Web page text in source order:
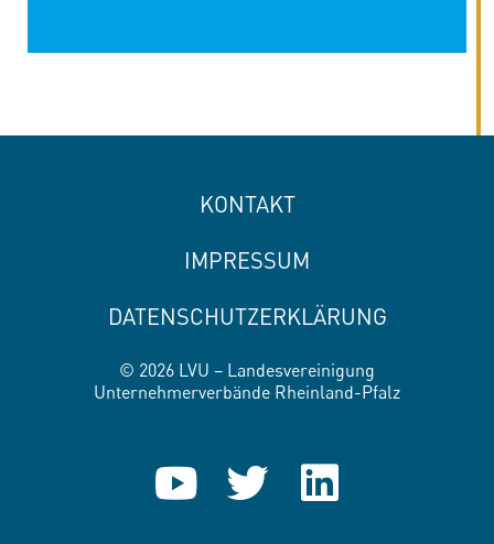
KONTAKT
IMPRESSUM
DATENSCHUTZERKLÄRUNG
© 2026 LVU – Landesvereinigung
Unternehmerverbände Rheinland-Pfalz